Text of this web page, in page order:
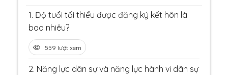
1. Độ tuổi tối thiểu được đăng ký kết hôn là
bao nhiêu?
559 lượt xem
2. Năng lực dân sự và năng lực hành vi dân sự